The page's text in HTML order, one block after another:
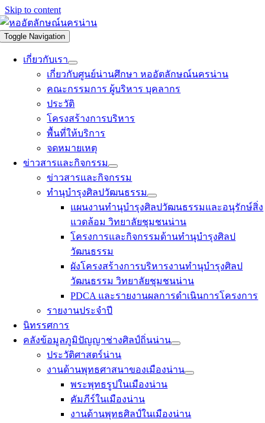
Skip to content
Toggle Navigation
เกี่ยวกับเรา
เกี่ยวกับศูนย์น่านศึกษา หออัตลักษณ์นครน่าน
คณะกรรมการ ผู้บริหาร บุคลากร
ประวัติ
โครงสร้างการบริหาร
พื้นที่ให้บริการ
จดหมายเหตุ
ข่าวสารและกิจกรรม
ข่าวสารและกิจกรรม
ทำนุบำรุงศิลปวัฒนธรรม
แผนงานทำนุบำรุงศิลปวัฒนธรรมและอนุรักษ์สิ่ง
แวดล้อม วิทยาลัยชุมชนน่าน
โครงการและกิจกรรมด้านทำนุบำรุงศิลป
วัฒนธรรม
ผังโครงสร้างการบริหารงานทำนุบำรุงศิลป
วัฒนธรรม วิทยาลัยชุมชนน่าน
PDCA และรายงานผลการดำเนินการโครงการ
รายงานประจำปี
นิทรรศการ
คลังข้อมูลภูมิปัญญาช่างศิลป์ถิ่นน่าน
ประวัติศาสตร์น่าน
งานด้านพุทธศาสนาของเมืองน่าน
พระพุทธรูปในเมืองน่าน
คัมภีร์ในเมืองน่าน
งานด้านพุทธศิลป์ในเมืองน่าน